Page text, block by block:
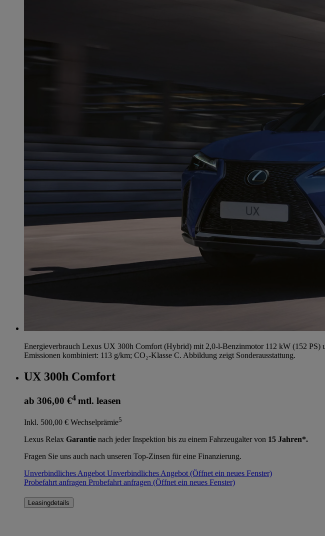
Energieverbrauch Lexus UX 300h Comfort (Hybrid) mit 2,0-l-Benzinmotor 112 kW (152
Emissionen kombiniert: 113 g/km; CO₂-Klasse C. Abbildung zeigt Sonderausstattung.
UX 300h Comfort
ab 306,00 €4 mtl. leasen
Inkl. 500,00 € Wechselprämie5
Lexus Relax Garantie nach jeder Inspektion bis zu einem Fahrzeugalter von 15 Jahren*.
Fragen Sie uns auch nach unseren Top-Zinsen für eine Finanzierung.
Unverbindliches Angebot Unverbindliches Angebot (Öffnet ein neues Fenster)
Probefahrt anfragen Probefahrt anfragen (Öffnet ein neues Fenster)
Leasingdetails